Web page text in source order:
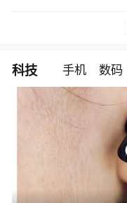
科技 手机 数码